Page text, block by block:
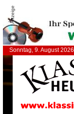
Anzeige
Sonntag, 9. August 2026